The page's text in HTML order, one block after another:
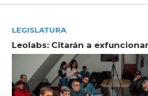
LEGISLATURA
Leolabs: Citarán a